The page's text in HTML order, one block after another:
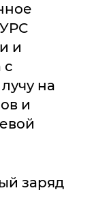
и
с
на
и
заряд